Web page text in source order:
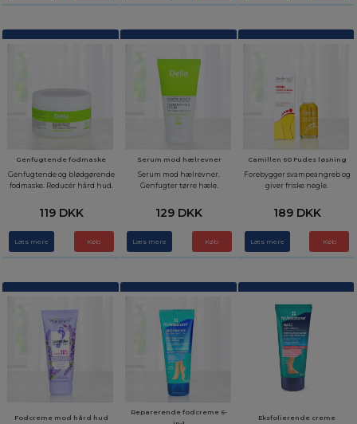
Genfugtende fodmaske
Genfugtende og blødgørende
fodmaske. Reducér hård hud.
119 DKK
Læs mere
Serum mod hælrevner
Serum mod hælrevner.
Genfugter tørre hæle.
129 DKK
Læs mere
Camillen 60 Fudes løsning
Forebygger svampeangreb og
giver friske negle.
189 DKK
Læs mere
Fodcreme mod hård hud
Reparerende fodcreme 6-
Eksfolierende creme